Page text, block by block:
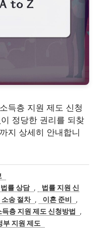
득층 지원 제도 신청
정당한 권리를 되찾
지 상세히 안내합니
률 상담 ,
법률 지원 신
소송 절차 , 이혼 준비
,
득층 지원 제도 신청방법
,
부 지원 제도